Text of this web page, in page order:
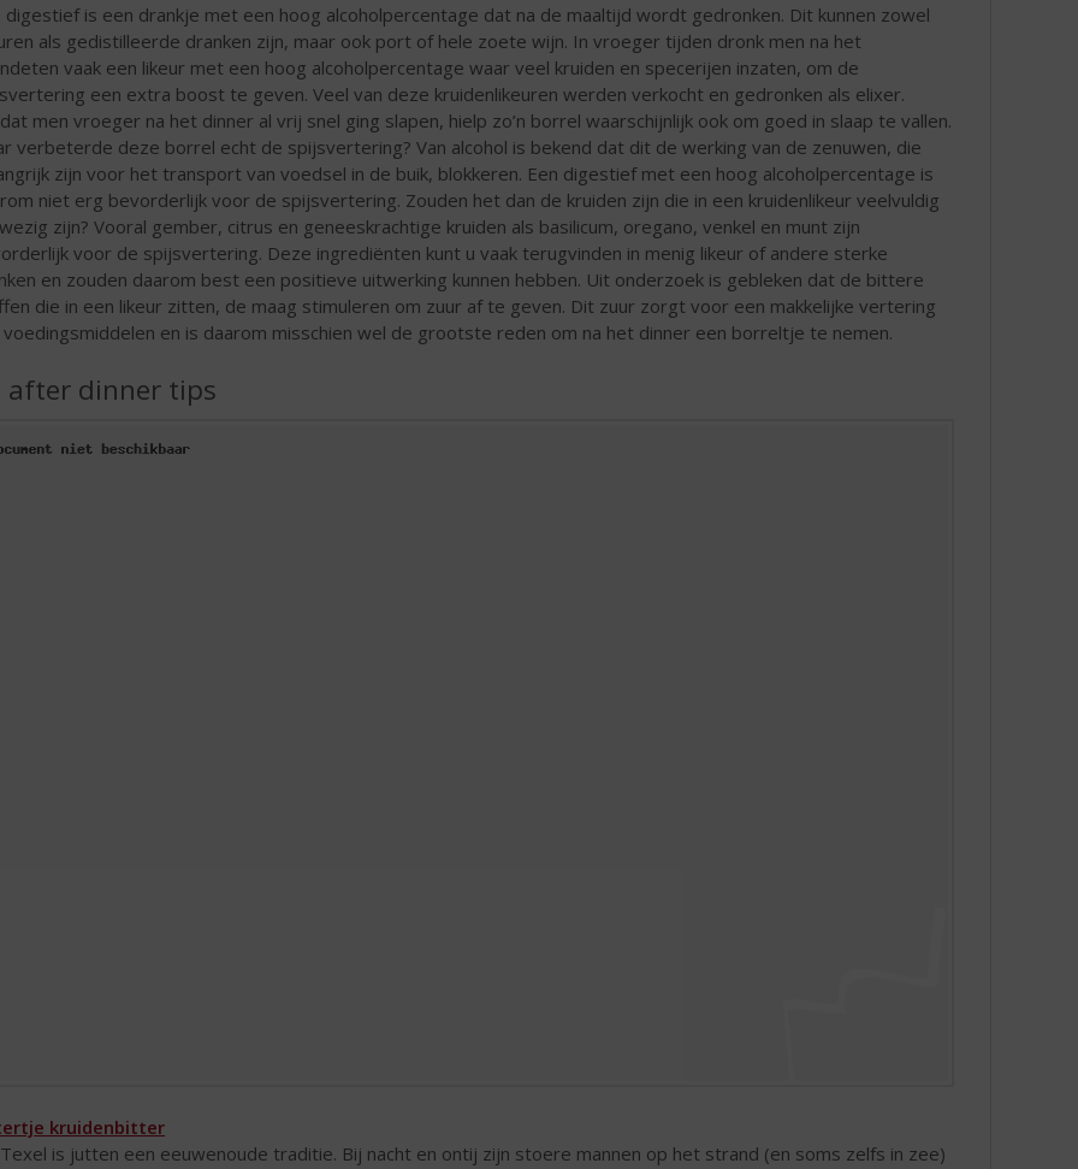
digestief is een drankje met een hoog alcoholpercentage dat na de maaltijd wordt gedronken. Dit kunnen zowel
als gedistilleerde dranken zijn, maar ook port of hele zoete wijn. In vroeger tijden dronk men na het
vaak een likeur met een hoog alcoholpercentage waar veel kruiden en specerijen inzaten, om de
een extra boost te geven. Veel van deze kruidenlikeuren werden verkocht en gedronken als elixer.
men vroeger na het dinner al vrij snel ging slapen, hielp zo’n borrel waarschijnlijk ook om goed in slaap te vallen.
verbeterde deze borrel echt de spijsvertering? Van alcohol is bekend dat dit de werking van de zenuwen, die
zijn voor het transport van voedsel in de buik, blokkeren. Een digestief met een hoog alcoholpercentage is
niet erg bevorderlijk voor de spijsvertering. Zouden het dan de kruiden zijn die in een kruidenlikeur veelvuldig
zijn? Vooral gember, citrus en geneeskrachtige kruiden als basilicum, oregano, venkel en munt zijn
voor de spijsvertering. Deze ingrediënten kunt u vaak terugvinden in menig likeur of andere sterke
en zouden daarom best een positieve uitwerking kunnen hebben. Uit onderzoek is gebleken dat de bittere
die in een likeur zitten, de maag stimuleren om zuur af te geven. Dit zuur zorgt voor een makkelijke vertering
voedingsmiddelen en is daarom misschien wel de grootste reden om na het dinner een borreltje te nemen.
after dinner tips
kruidenbitter
is jutten een eeuwenoude traditie. Bij nacht en ontij zijn stoere mannen op het strand (en soms zelfs in zee)